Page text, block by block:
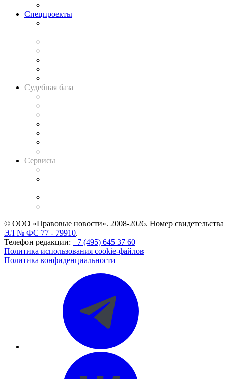
Спецпроекты
Судебная база
Сервисы
© ООО «Правовые новости». 2008-2026. Номер свидетельства
ЭЛ № ФС 77 - 79910.
Телефон редакции: +7 (495) 645 37 60
Политика использования cookie-файлов
Политика конфиденциальности